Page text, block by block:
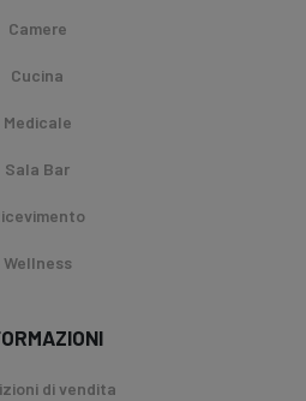
Camere
Cucina
Medicale
Sala Bar
Wellness
di vendita